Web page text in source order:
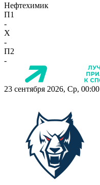
Нефтехимик
П1
-
X
-
П2
-
23 сентября 2026, Ср, 00:00